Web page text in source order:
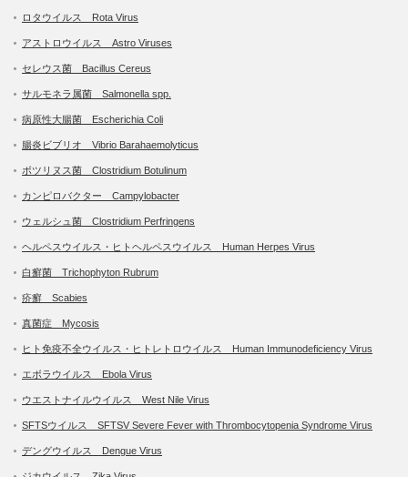
ロタウイルス Rota Virus
アストロウイルス Astro Viruses
セレウス菌 Bacillus Cereus
サルモネラ属菌 Salmonella spp.
病原性大腸菌 Escherichia Coli
腸炎ビブリオ Vibrio Barahaemolyticus
ボツリヌス菌 Clostridium Botulinum
カンピロバクター Campylobacter
ウェルシュ菌 Clostridium Perfringens
ヘルペスウイルス・ヒトヘルペスウイルス Human Herpes Virus
白癬菌 Trichophyton Rubrum
疥癬 Scabies
真菌症 Mycosis
ヒト免疫不全ウイルス・ヒトレトロウイルス Human Immunodeficiency Virus
エボラウイルス Ebola Virus
ウエストナイルウイルス West Nile Virus
SFTSウイルス SFTSV Severe Fever with Thrombocytopenia Syndrome Virus
デングウイルス Dengue Virus